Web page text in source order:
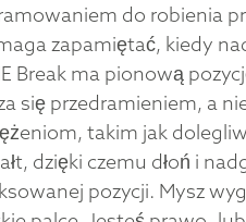
do robienia
zapamiętać, kiedy
Break ma pionową
się przedramieniem, a
takim jak
dzięki czemu dłoń i
pozycji. Mysz